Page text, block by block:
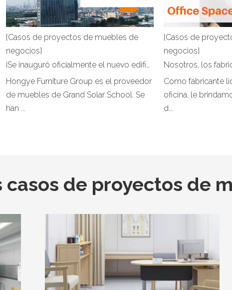
[Casos de proyectos de muebles de
negocios]
¡Se inauguró oficialmente el nuevo edificio de oficinas de CCCC - FHDI Engineering CO., LTD!
Hongye Furniture Group es el proveedor
de muebles de Grand Solar School. Se
han ...
[Casos de
negocios]
Como fabricante
oficina, le
d...
casos de proyectos de